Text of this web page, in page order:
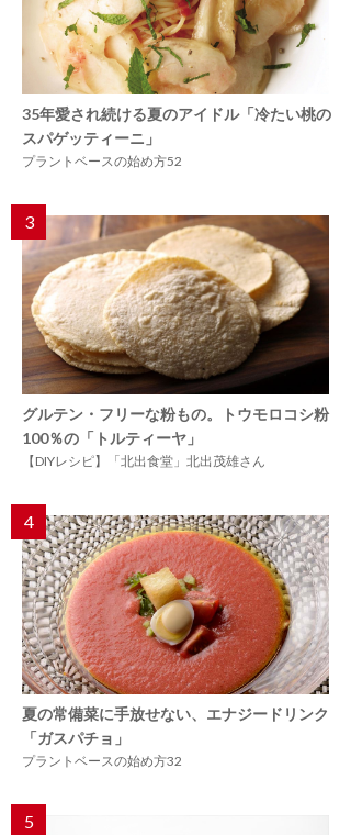
35年愛され続ける夏のアイドル「冷たい桃の
スパゲッティーニ」
プラントベースの始め方52
3
グルテン・フリーな粉もの。トウモロコシ粉
100％の「トルティーヤ」
【DIYレシピ】「北出食堂」北出茂雄さん
4
夏の常備菜に手放せない、エナジードリンク
「ガスパチョ」
プラントベースの始め方32
5